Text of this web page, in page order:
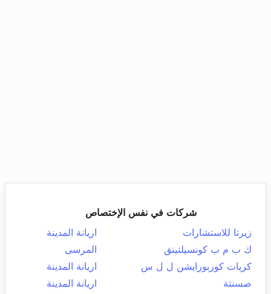
شركات في نفس الإختصاص
زيرتا للاستشارات
اريانة المدينة
ك ب م ب كونسيلتينق
المرسى
كريات كوربورايشن ل ل س
اريانة المدينة
صسنتة
اريانة المدينة